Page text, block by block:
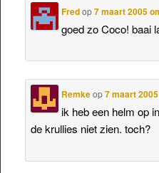
Fredop7 maart 2005
goed zo Coco! baai
Remkeop7 maart
ik heb een helm op
de krullies niet zien. toch?